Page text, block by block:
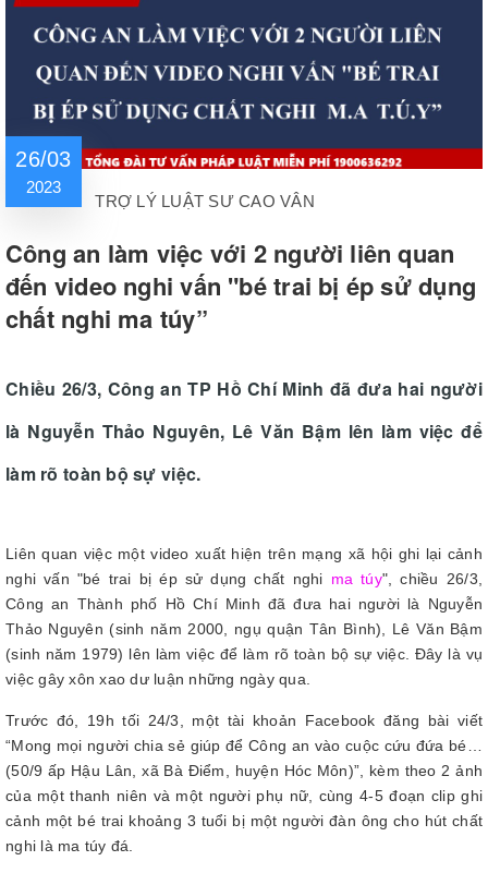
26/03
2023
TRỢ LÝ LUẬT SƯ CAO VÂN
Công an làm việc với 2 người liên quan
đến video nghi vấn "bé trai bị ép sử dụng
chất nghi ma túy”
Chiều 26/3, Công an TP Hồ Chí Minh đã đưa hai người
là Nguyễn Thảo Nguyên, Lê Văn Bậm lên làm việc để
làm rõ toàn bộ sự việc.
Liên quan việc một video xuất hiện trên mạng xã hội ghi lại cảnh
nghi vấn "bé trai bị ép sử dụng chất nghi ma túy", chiều 26/3,
Công an Thành phố Hồ Chí Minh đã đưa hai người là Nguyễn
Thảo Nguyên (sinh năm 2000, ngụ quận Tân Bình), Lê Văn Bậm
(sinh năm 1979) lên làm việc để làm rõ toàn bộ sự việc. Đây là vụ
việc gây xôn xao dư luận những ngày qua.
Trước đó, 19h tối 24/3, một tài khoản Facebook đăng bài viết
“Mong mọi người chia sẻ giúp để Công an vào cuộc cứu đứa bé…
(50/9 ấp Hậu Lân, xã Bà Điểm, huyện Hóc Môn)”, kèm theo 2 ảnh
của một thanh niên và một người phụ nữ, cùng 4-5 đoạn clip ghi
cảnh một bé trai khoảng 3 tuổi bị một người đàn ông cho hút chất
nghi là ma túy đá.